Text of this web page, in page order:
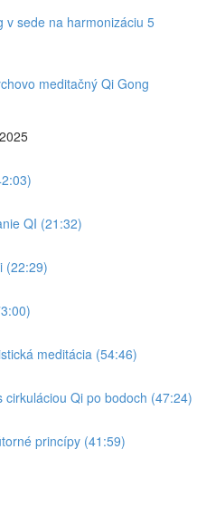
v sede na harmonizáciu 5
meditačný Qi Gong
QI (21:32)
(22:29)
meditácia (54:46)
cirkuláciou Qi po bodoch (47:24)
princípy (41:59)